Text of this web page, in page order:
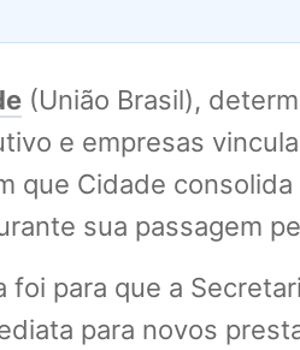
(União Brasil),
e empresas
Cidade
sua passagem
foi para que a
para novos